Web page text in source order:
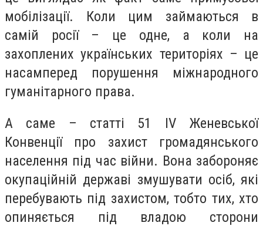
мобілізації. Коли цим займаються в
самій росії – це одне, а коли на
захоплених українських територіях – це
насамперед порушення міжнародного
гуманітарного права.
А саме – статті 51 IV Женевської
Конвенції про захист громадянського
населення під час війни. Вона забороняє
окупаційній державі змушувати осіб, які
перебувають під захистом, тобто тих, хто
опиняється під владою сторони